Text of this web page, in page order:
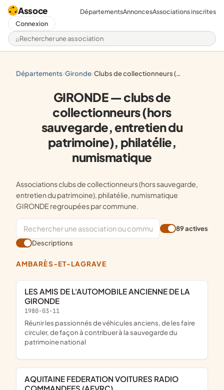
Assoce
Rechercher une association
DépartementsAnnoncesAssociations inscrites
Connexion
départements/ gironde/ clubs de collectionneurs (hors sauvegarde, entretien du patrimoine), philatélie, numismatique
GIRONDE — clubs de
collectionneurs (hors
sauvegarde, entretien du
patrimoine), philatélie,
numismatique
Associations clubs de collectionneurs (hors sauvegarde,
entretien du patrimoine), philatélie, numismatique
GIRONDE regroupées par commune.
89 actives
Descriptions
AMBARÈS-ET-LAGRAVE
LES AMIS DE L'AUTOMOBILE ANCIENNE DE LA
GIRONDE
1980-03-11
réunir les passionnés de véhicules anciens, de les faire
circuler, de façon à contribuer à la sauvegarde du
patrimoine national
AQUITAINE FEDERATION VOITURES RADIO